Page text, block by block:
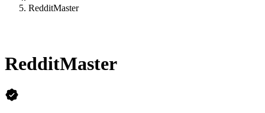
RedditMaster
RedditMaster